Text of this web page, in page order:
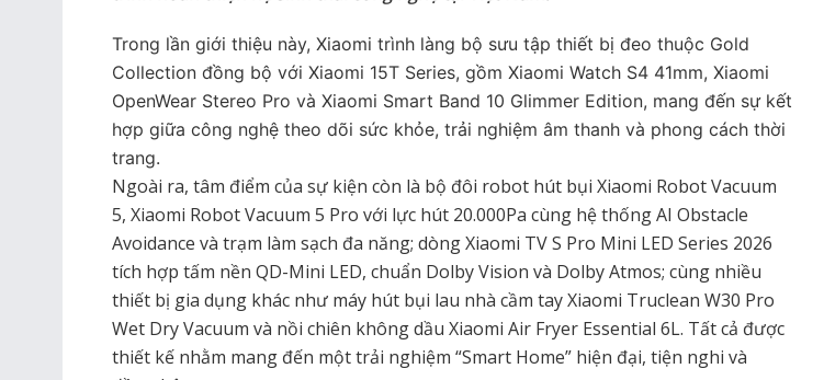
Trong lần giới thiệu này, Xiaomi trình làng bộ sưu tập thiết bị đeo thuộc Gold
Collection đồng bộ với Xiaomi 15T Series, gồm Xiaomi Watch S4 41mm, Xiaomi
OpenWear Stereo Pro và Xiaomi Smart Band 10 Glimmer Edition, mang đến sự kết
hợp giữa công nghệ theo dõi sức khỏe, trải nghiệm âm thanh và phong cách thời
trang.
Ngoài ra, tâm điểm của sự kiện còn là bộ đôi robot hút bụi Xiaomi Robot Vacuum
5, Xiaomi Robot Vacuum 5 Pro với lực hút 20.000Pa cùng hệ thống AI Obstacle
Avoidance và trạm làm sạch đa năng; dòng Xiaomi TV S Pro Mini LED Series 2026
tích hợp tấm nền QD-Mini LED, chuẩn Dolby Vision và Dolby Atmos; cùng nhiều
thiết bị gia dụng khác như máy hút bụi lau nhà cầm tay Xiaomi Truclean W30 Pro
Wet Dry Vacuum và nồi chiên không dầu Xiaomi Air Fryer Essential 6L. Tất cả được
thiết kế nhằm mang đến một trải nghiệm “Smart Home” hiện đại, tiện nghi và